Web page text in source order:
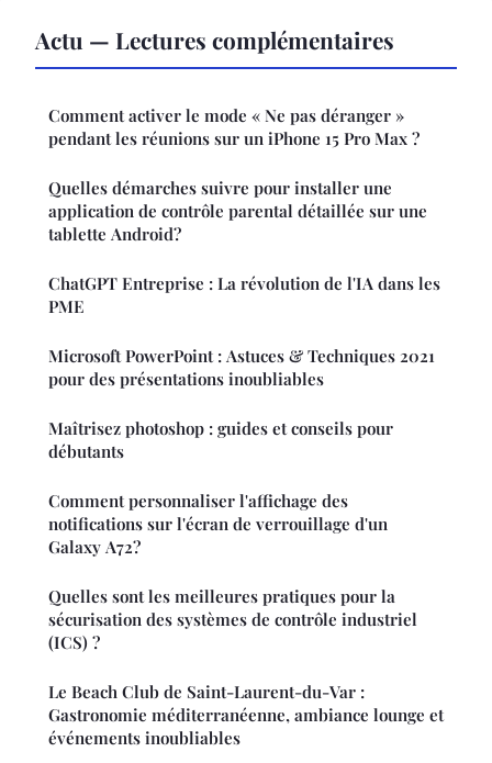
Actu — Lectures complémentaires
Comment activer le mode « Ne pas déranger »
pendant les réunions sur un iPhone 15 Pro Max ?
Quelles démarches suivre pour installer une
application de contrôle parental détaillée sur une
tablette Android?
ChatGPT Entreprise : La révolution de l'IA dans les
PME
Microsoft PowerPoint : Astuces & Techniques 2021
pour des présentations inoubliables
Maîtrisez photoshop : guides et conseils pour
débutants
Comment personnaliser l'affichage des
notifications sur l'écran de verrouillage d'un
Galaxy A72?
Quelles sont les meilleures pratiques pour la
sécurisation des systèmes de contrôle industriel
(ICS) ?
Le Beach Club de Saint-Laurent-du-Var :
Gastronomie méditerranéenne, ambiance lounge et
événements inoubliables